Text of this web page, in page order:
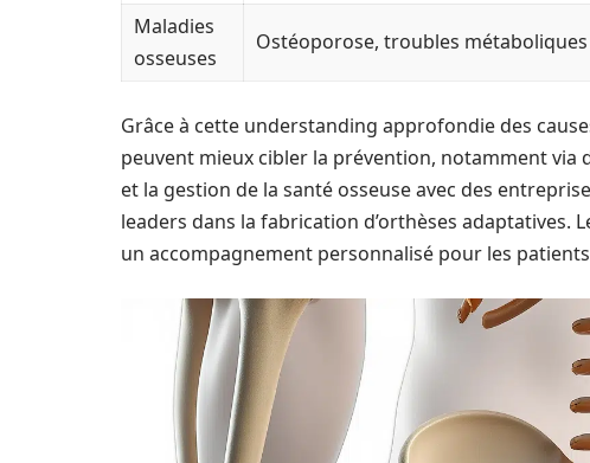
Maladies
osseuses
Ostéoporose, troubles métaboliques
Grâce à cette understanding approfondie des
peuvent mieux cibler la prévention, notamment via
et la gestion de la santé osseuse avec des
leaders dans la fabrication d’orthèses adaptatives.
un accompagnement personnalisé pour les